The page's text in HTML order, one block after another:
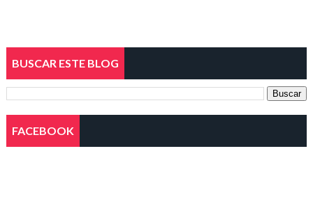
BUSCAR ESTE BLOG
FACEBOOK